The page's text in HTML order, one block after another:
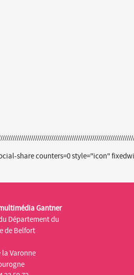
share counters=0 style="icon"
Gantner
Département du
de Belfort
la Varonne